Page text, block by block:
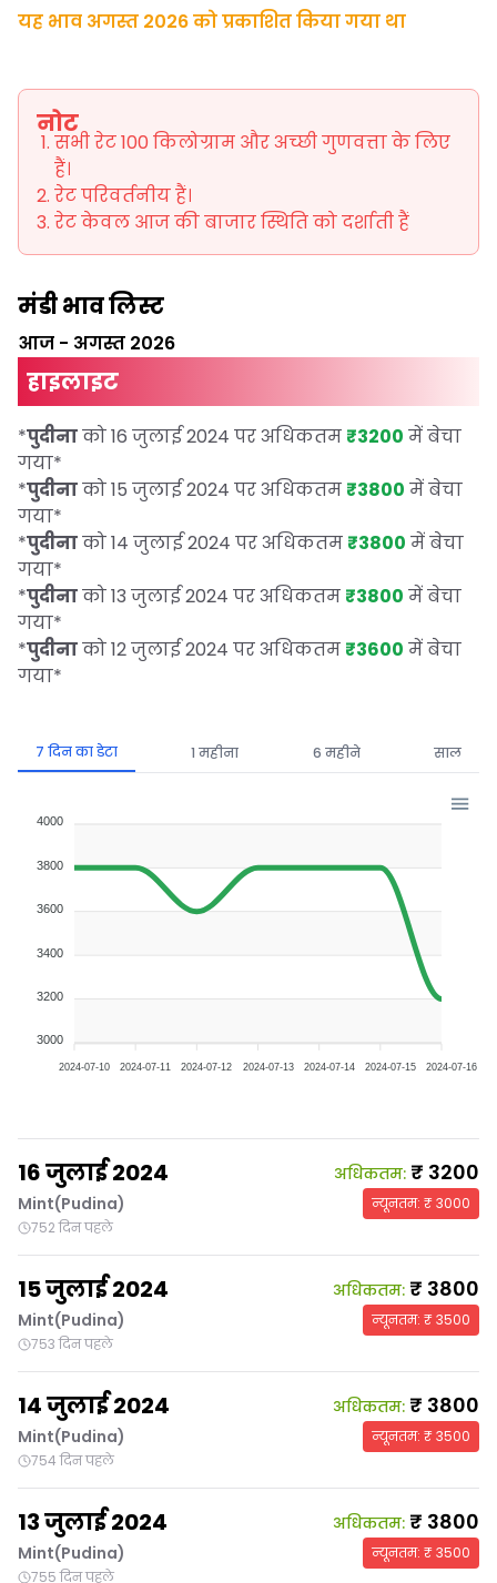
यह भाव अगस्त 2026 को प्रकाशित किया गया था
नोट
सभी रेट 100 किलोग्राम और अच्छी गुणवत्ता के लिए
हैं।
रेट परिवर्तनीय हैं।
रेट केवल आज की बाजार स्थिति को दर्शाती हैं
मंडी भाव लिस्ट
आज - अगस्त 2026
हाइलाइट
*पुदीनाको 16 जुलाई 2024 पर अधिकतम ₹3200 में बेचा
गया*
*पुदीनाको 15 जुलाई 2024 पर अधिकतम ₹3800 में बेचा
गया*
*पुदीनाको 14 जुलाई 2024 पर अधिकतम ₹3800 में बेचा
गया*
*पुदीनाको 13 जुलाई 2024 पर अधिकतम ₹3800 में बेचा
गया*
*पुदीनाको 12 जुलाई 2024 पर अधिकतम ₹3600 में बेचा
गया*
7 दिन का डेटा 1 महीना 6 महीने साल
4000
3800
3600
3400
3200
3000
2024-07-10 2024-07-11 2024-07-12 2024-07-13 2024-07-14 2024-07-15 2024-07-16
16 जुलाई 2024
Mint(Pudina)
752 दिन पहले
अधिकतम: ₹ 3200
न्यूनतम: ₹3000
15 जुलाई 2024
Mint(Pudina)
753 दिन पहले
अधिकतम: ₹ 3800
न्यूनतम: ₹3500
14 जुलाई 2024
Mint(Pudina)
754 दिन पहले
अधिकतम: ₹ 3800
न्यूनतम: ₹3500
13 जुलाई 2024
Mint(Pudina)
755 दिन पहले
अधिकतम: ₹ 3800
न्यूनतम: ₹3500